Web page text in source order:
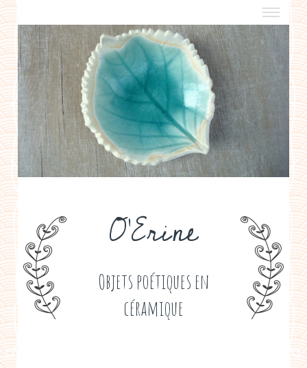
O'Erine
Objets poétiques en
céramique
a propos
boutiques de créateurs
contact
politique de confidentialité